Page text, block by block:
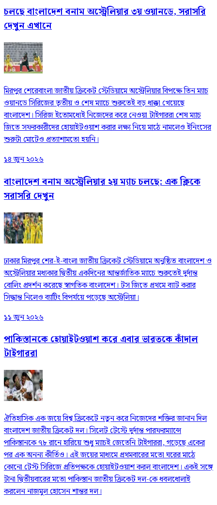
চলছে বাংলাদেশ বনাম অস্ট্রেলিয়ার ৩য় ওয়ানডে, সরাসরি
দেখুন এখানে
মিরপুর শেরেবাংলা জাতীয় ক্রিকেট স্টেডিয়ামে অস্ট্রেলিয়ার বিপক্ষে তিন ম্যাচ
ওয়ানডে সিরিজের তৃতীয় ও শেষ ম্যাচে শুরুতেই বড় ধাক্কা খেয়েছে
বাংলাদেশ। সিরিজ ইতোমধ্যেই নিজেদের করে নেওয়া টাইগাররা শেষ ম্যাচ
জিতে সফরকারীদের হোয়াইটওয়াশ করার লক্ষ্য নিয়ে মাঠে নামলেও ইনিংসের
শুরুটা মোটেও প্রত্যাশামতো হয়নি।
১৪ জুন ২০২৬
বাংলাদেশ বনাম অস্ট্রেলিয়ার ২য় ম্যাচ চলছে: এক ক্লিকে
সরাসরি দেখুন
ঢাকার মিরপুর শের-ই-বাংলা জাতীয় ক্রিকেট স্টেডিয়ামে অনুষ্ঠিত বাংলাদেশ ও
অস্ট্রেলিয়ার মধ্যকার দ্বিতীয় একদিনের আন্তর্জাতিক ম্যাচে শুরুতেই দুর্দান্ত
বোলিং প্রদর্শন করেছে স্বাগতিক বাংলাদেশ। টস জিতে প্রথমে ব্যাট করার
সিদ্ধান্ত নিলেও ব্যাটিং বিপর্যয়ে পড়েছে অস্ট্রেলিয়া।
১১ জুন ২০২৬
পাকিস্তানকে হোয়াইটওয়াশ করে এবার ভারতকে কাঁদাল
টাইগাররা
ঐতিহাসিক এক জয়ে বিশ্ব ক্রিকেটে নতুন করে নিজেদের শক্তির জানান দিল
বাংলাদেশ জাতীয় ক্রিকেট দল। সিলেট টেস্টে দুর্দান্ত পারফরম্যান্সে
পাকিস্তানকে ৭৮ রানে হারিয়ে শুধু ম্যাচই জেতেনি টাইগাররা, গড়েছে একের
পর এক অনন্য কীর্তিও। এই জয়ের মাধ্যমে প্রথমবারের মতো ঘরের মাঠে
কোনো টেস্ট সিরিজে প্রতিপক্ষকে হোয়াইটওয়াশ করল বাংলাদেশ। একই সঙ্গে
টানা দ্বিতীয়বারের মতো পাকিস্তান জাতীয় ক্রিকেট দল-কে ধবলধোলাই
করলেন নাজমুল হোসেন শান্তর দল।